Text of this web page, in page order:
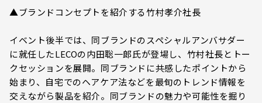
▲ブランドコンセプトを紹介する竹村孝介社長
イベント後半では、同ブランドのスペシャルアンバサダー
に就任したLECOの内田聡一郎氏が登場し、竹村社長とトー
クセッションを展開。同ブランドに共感したポイントから
始まり、自宅でのヘアケア法などを最旬のトレンド情報を
交えながら製品を紹介。同ブランドの魅力や可能性を掘り